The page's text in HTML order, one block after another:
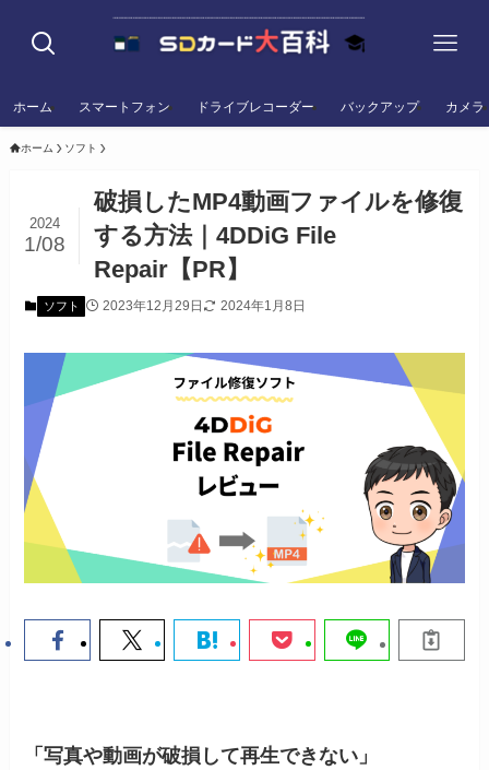
ホーム スマートフォン ドライブレコーダー バックアップ カメラ
ホーム ソフト
破損したMP4動画ファイルを修復
する方法｜4DDiG File
Repair【PR】
2024
1/08
ソフト 2023年12月29日 2024年1月8日
「写真や動画が破損して再生できない」